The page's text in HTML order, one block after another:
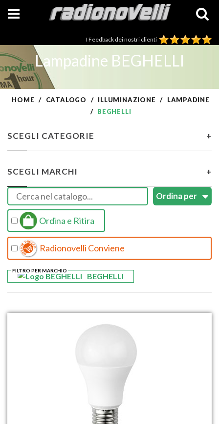
I Feedback dei nostri clienti
Lampadine BEGHELLI
HOME CATALOGO ILLUMINAZIONE
LAMPADINE
BEGHELLI
SCEGLI CATEGORIE +
SCEGLI MARCHI +
Ordina e Ritira
Radionovelli Conviene
BEGHELLI
FILTRO PER MARCHIO